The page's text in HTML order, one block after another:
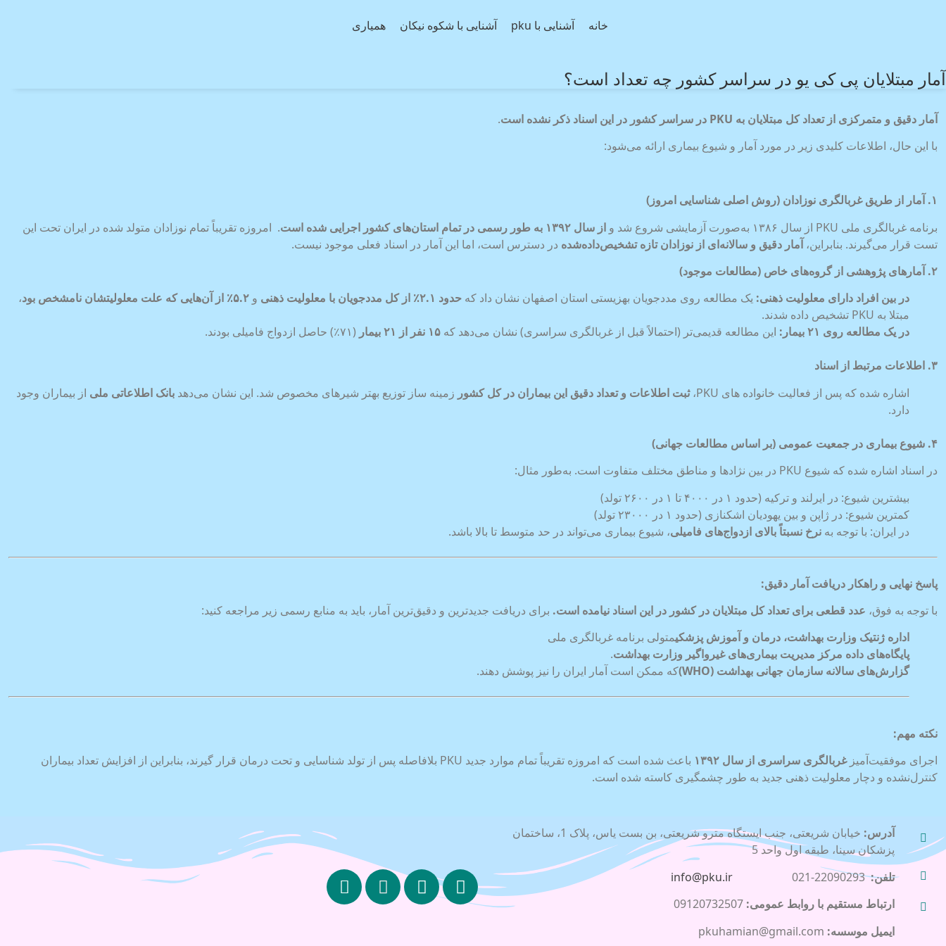
خانه آشنایی با pku آشنایی با شکوه نیکان همیاری
آمار مبتلایان پی کی یو در سراسر کشور چه تعداد است؟
آمار دقیق و متمرکزی از تعداد کل مبتلایان به در سراسر کشور در این اسناد ذکر نشده است.
با این حال، اطلاعات کلیدی زیر در مورد آمار و شیوع بیماری ارائه می‌شود:
۱. آمار از طریق غربالگری نوزادان (روش اصلی شناسایی امروز)
برنامه غربالگری ملی PKU از سال ۱۳۸۶ به‌صورت آزمایشی شروع شد و
از سال ۱۳۹۲ به طور رسمی در تمام استان‌های کشور اجرایی شده است. امروزه تقریباً تمام نوزادان متولد شده در ایران تحت این
تست قرار می‌گیرند. بنابراین،آمار دقیق و سالانه‌ای از نوزادان تازه تشخیص‌داده‌شده در دسترس است، اما این آمار در اسناد فعلی موجود نیست.
۲. آمارهای پژوهشی از گروه‌های خاص (مطالعات موجود)
در بین افراد دارای معلولیت ذهنی: یک مطالعه روی مددجویان بهزیستی استان اصفهان نشان داد که حدود ۲.۱٪ از کل مددجویان با معلولیت ذهنی و ۵.۲٪ از آن‌هایی که علت معلولیتشان نامشخص بود،
مبتلا به PKU تشخیص داده شدند.
در یک مطالعه روی ۲۱بیمار : این مطالعه قدیمی‌تر (احتمالاً قبل از غربالگری سراسری) نشان می‌دهد که ۱۵ نفر از ۲۱بیمار (۷۱٪) حاصل ازدواج فامیلی بودند.
۳. اطلاعات مرتبط از اسناد
اشاره شده که پس از فعالیت‌ خانواده های PKU،
ثبت اطلاعات و تعداد دقیق این بیماران در کل کشور زمینه ساز توزیع بهتر شیرهای مخصوص شد. این نشان می‌دهد بانک اطلاعاتی ملی از بیماران وجود
دارد.
۴. شیوع بیماری در جمعیت عمومی (بر اساس مطالعات جهانی)
در اسناد اشاره شده که شیوع PKU در بین نژادها و مناطق مختلف متفاوت است. به‌طور مثال:
بیشترین شیوع: در ایرلند و ترکیه (حدود ۱ در ۴۰۰۰ تا ۱ در ۲۶۰۰ تولد)
کمترین شیوع: در ژاپن و بین یهودیان اشکنازی (حدود ۱ در ۲۳۰۰۰ تولد)
در ایران: با توجه به نرخ نسبتاً بالای ازدواج‌های فامیلی، شیوع بیماری می‌تواند در حد متوسط تا بالا باشد.
پاسخ نهایی و راهکار دریافت آمار دقیق:
با توجه به فوق، عدد قطعی برای تعداد کل مبتلایان در کشور در این اسناد نیامده است. برای دریافت جدیدترین و دقیق‌ترین آمار، باید به منابع رسمی زیر مراجعه کنید:
اداره ژنتیک وزارت بهداشت، درمان و آموزش پزشکیمتولی برنامه غربالگری ملی
پایگاه‌های داده مرکز مدیریت بیماری‌های غیرواگیر وزارت بهداشت.
گزارش‌های سالانه سازمان جهانی بهداشت (WHO) که ممکن است آمار ایران را نیز پوشش دهند.
نکته مهم:
اجرای موفقیت‌آمیزغربالگری سراسری از سال ۱۳۹۲
باعث شده است که امروزه تقریباً تمام موارد جدید PKU بلافاصله پس از تولد شناسایی و تحت درمان قرار گیرند، بنابراین از افزایش تعداد بیماران
کنترل‌نشده و دچار معلولیت ذهنی جدید به طور چشمگیری کاسته شده است.
آدرس:
خیابان شریعتی، جنب ایستگاه مترو شریعتی، بن بست یاس، پلاک 1، ساختمان
پزشکان سینا، طبقه اول واحد 5
تلفن:22090293-021
info@pku.ir
ارتباط مستقیم با روابط عمومی:09120732507
ایمیل موسسه: